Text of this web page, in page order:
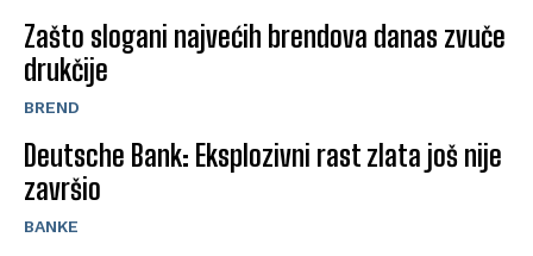
Zašto slogani najvećih brendova danas zvuče
drukčije
BREND
Deutsche Bank: Eksplozivni rast zlata još nije
završio
BANKE